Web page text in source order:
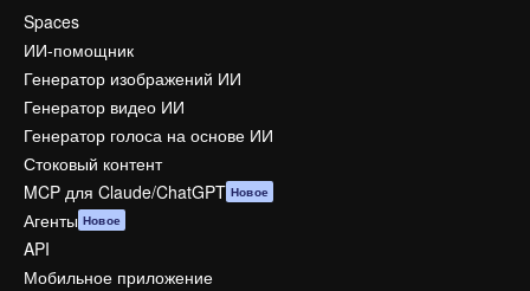
Spaces
ИИ-помощник
Генератор изображений ИИ
Генератор видео ИИ
Генератор голоса на основе ИИ
Стоковый контент
MCP для Claude/ChatGPT Новое
Агенты Новое
API
Мобильное приложение